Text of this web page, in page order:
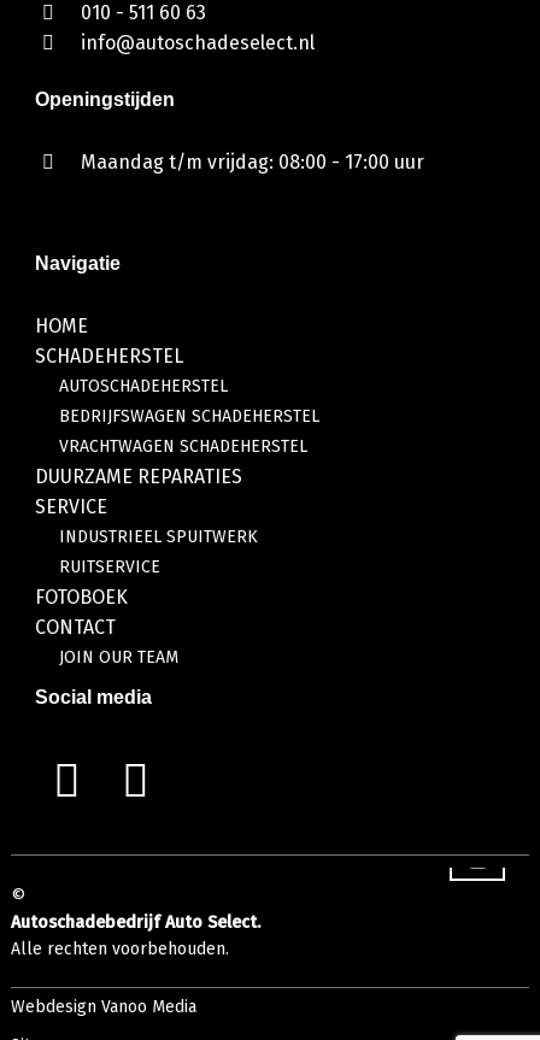
010 - 511 60 63
info@autoschadeselect.nl
Openingstijden
Maandag t/m vrijdag: 08:00 - 17:00 uur
Navigatie
HOME
SCHADEHERSTEL
AUTOSCHADEHERSTEL
BEDRIJFSWAGEN SCHADEHERSTEL
VRACHTWAGEN SCHADEHERSTEL
DUURZAME REPARATIES
SERVICE
INDUSTRIEEL SPUITWERK
RUITSERVICE
FOTOBOEK
CONTACT
JOIN OUR TEAM
Social media
©
Autoschadebedrijf Auto Select.
Alle rechten voorbehouden.
Webdesign Vanoo Media